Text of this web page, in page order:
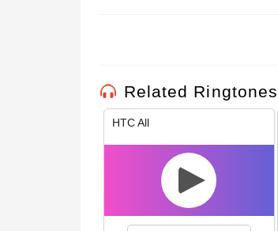
Related Ringtones
HTC All